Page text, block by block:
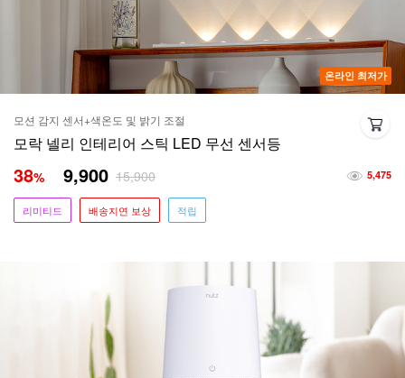
온라인 최저가
모션 감지 센서+색온도 및 밝기 조절
모락 넬리 인테리어 스틱 LED 무선 센서등
5,475
38% 9,900 15,900
리미티드 배송지연 보상 적립